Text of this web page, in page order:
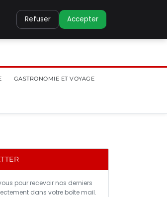
GASTRONOMIE ET VOYAGE
pour recevoir nos derniers
dans votre boîte mail.
Refuser Accepter